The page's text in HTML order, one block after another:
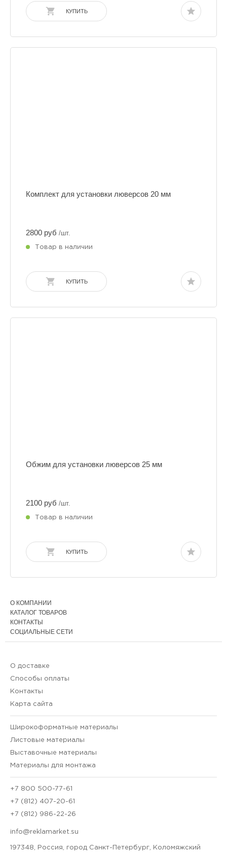
КУПИТЬ
Комплект для установки люверсов 20 мм
2800 руб /шт.
Товар в наличии
КУПИТЬ
Обжим для установки люверсов 25 мм
2100 руб /шт.
Товар в наличии
КУПИТЬ
О КОМПАНИИ
КАТАЛОГ ТОВАРОВ
КОНТАКТЫ
СОЦИАЛЬНЫЕ СЕТИ
О доставке
Способы оплаты
Контакты
Карта сайта
Широкоформатные материалы
Листовые материалы
Выставочные материалы
Материалы для монтажа
+7 800 500-77-61
+7 (812) 407-20-61
+7 (812) 986-22-26
info@reklamarket.su
197348, Россия, город Санкт-Петербург, Коломяжский